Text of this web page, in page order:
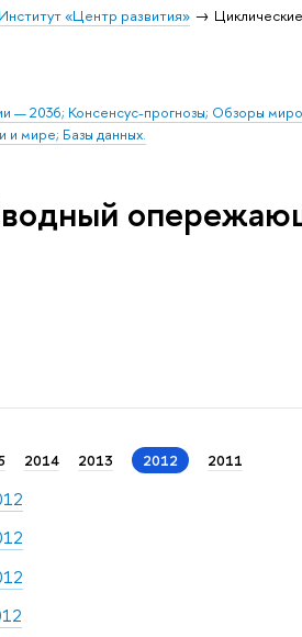
Институт «Центр развития»
— 2036; Консенсус-прогнозы; Обзоры
и мире; Базы данных.
2014 2013 2012 2011